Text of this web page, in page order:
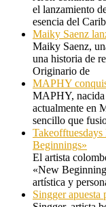
el lanzamiento
esencia del
Maiky Saenz
Maiky Saenz,
una historia de
Originario de
MAPHY
MAPHY, nacida
actualmente en
sencillo que
Beginnings»
El artista
«New
artística y
Singger